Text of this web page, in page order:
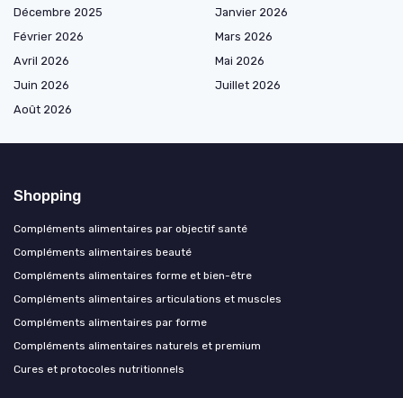
Décembre 2025
Janvier 2026
Février 2026
Mars 2026
Avril 2026
Mai 2026
Juin 2026
Juillet 2026
Août 2026
Shopping
Compléments alimentaires par objectif santé
Compléments alimentaires beauté
Compléments alimentaires forme et bien-être
Compléments alimentaires articulations et muscles
Compléments alimentaires par forme
Compléments alimentaires naturels et premium
Cures et protocoles nutritionnels